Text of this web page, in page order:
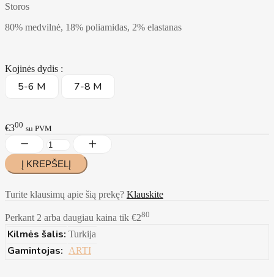
Storos
80% medvilnė, 18% poliamidas, 2% elastanas
Kojinės dydis :
5-6 M 7-8 M
€300 su PVM
Turite klausimų apie šią prekę? Klauskite
Perkant 2 arba daugiau kaina tik €280
Kilmės šalis: Turkija
Gamintojas: ARTI